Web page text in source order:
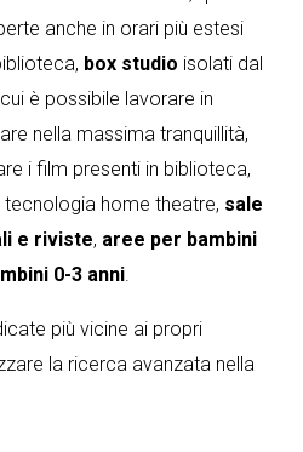
anche in orari più estesi
box studio isolati dal
è possibile lavorare in
nella massima tranquillità,
i film presenti in biblioteca,
home theatre, sale
e riviste, aree per bambini
0-3 anni.
più vicine ai propri
la ricerca avanzata nella